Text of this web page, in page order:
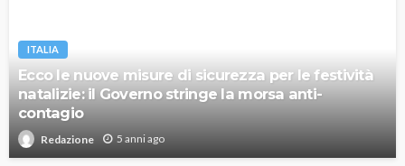
ITALIA
Ecco le nuove misure di sicurezza per le festività
natalizie: il Governo stringe la morsa anti-
contagio
Redazione 5 anni ago